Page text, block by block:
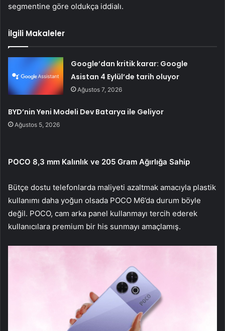
segmentine göre oldukça iddialı.
İlgili Makaleler
Google’dan kritik karar: Google
Asistan 4 Eylül’de tarih oluyor
Ağustos 7, 2026
BYD’nin Yeni Modeli Dev Batarya ile Geliyor
Ağustos 5, 2026
POCO 8,3 mm Kalınlık ve 205 Gram Ağırlığa Sahip
Bütçe dostu telefonlarda maliyeti azaltmak amacıyla plastik
kullanımı daha yoğun olsada POCO M6’da durum böyle
değil. POCO, cam arka panel kullanmayı tercih ederek
kullanıcılara premium bir his sunmayı amaçlamış.